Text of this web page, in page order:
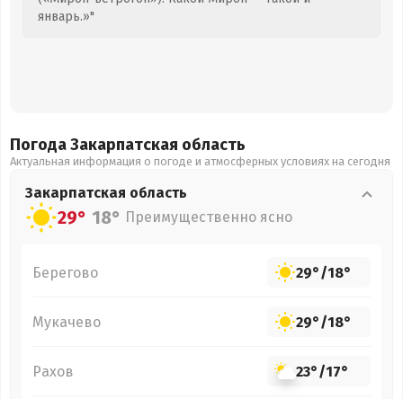
январь.»"
Погода Закарпатская область
Актуальная информация о погоде и атмосферных условиях на сегодня
Закарпатская область
29° 18° Преимущественно ясно
Берегово 29°/18°
Мукачево 29°/18°
Рахов 23°/17°